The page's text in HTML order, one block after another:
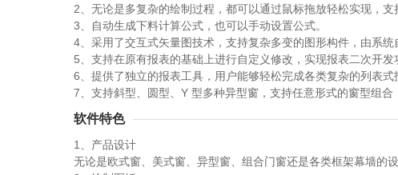
2、无论是多复杂的绘制过程，都可以通过鼠标拖放轻松实现，支
3、自动生成下料计算公式，也可以手动设置公式。
4、采用了交互式矢量图技术，支持复杂多变的图形构件，由系统
5、支持在原有报表的基础上进行自定义修改，实现报表二次开发
6、提供了独立的报表工具，用户能够轻松完成各类复杂的列表
7、支持斜型、圆型、Y 型多种异型窗，支持任意形式的窗型组
软件特色
1、产品设计
无论是欧式窗、美式窗、异型窗、组合门窗还是各类框架幕墙的